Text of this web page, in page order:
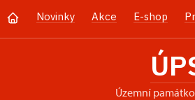
Novinky Akce E-shop
územní